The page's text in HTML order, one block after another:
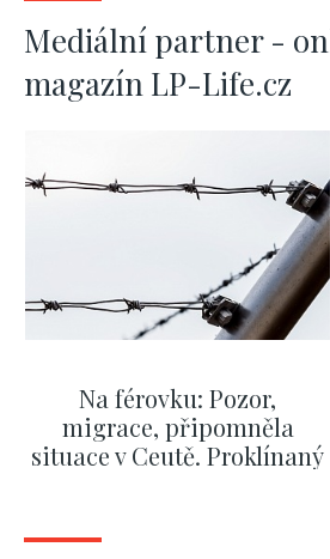
Mediální partner -
magazín LP-Life.cz
Na férovku: Pozor,
migrace, připomněla
situace v Ceutě. Proklínaný
Okamurova videa